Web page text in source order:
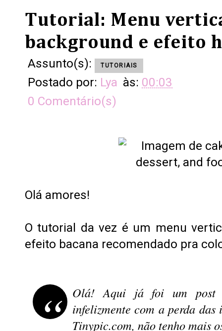
Tutorial: Menu
background e efeito
Assunto(s): TUTORIAIS
Postado por: Lya às: 00:03
0 Comentário(s)
Olá amores!
O tutorial da vez é um menu
efeito bacana recomendado pra
Olá! Aqui já foi um post
infelizmente com a perda das
Tinypic.com, não tenho mais